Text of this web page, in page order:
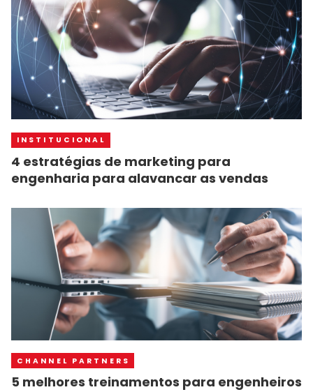
INSTITUCIONAL
4 estratégias de marketing para
engenharia para alavancar as vendas
CHANNEL PARTNERS
5 melhores treinamentos para engenheiros